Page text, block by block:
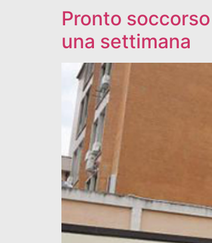
Pronto
una settimana